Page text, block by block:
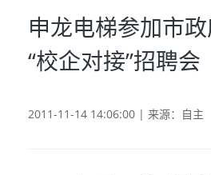
申龙电梯参加市
“校企对接”招聘会
2011-11-14 14:06:00 | 来源：自主